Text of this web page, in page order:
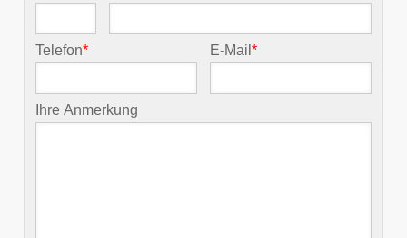
Telefon* E-Mail*
Ihre Anmerkung